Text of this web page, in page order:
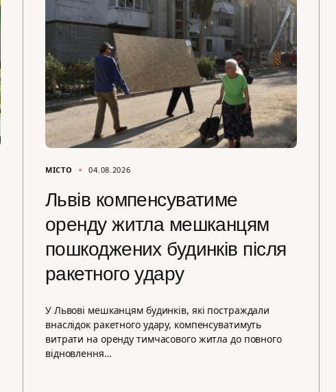
МІСТО 04.08.2026
Львів компенсуватиме
оренду житла мешканцям
пошкоджених будинків після
ракетного удару
У Львові мешканцям будинків, які постраждали
внаслідок ракетного удару, компенсуватимуть
витрати на оренду тимчасового житла до повного
відновлення…